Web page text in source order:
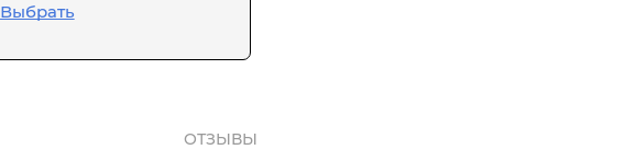
Выбрать
ОТЗЫВЫ